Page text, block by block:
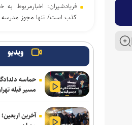
فریادشیران: اخبارمربوط به
کذب است/ تنها مجوز مدرسه
بخشی: فرجی مدالی با ارزش‌تر
آسیایی و المپیک بدرخشد
انتصاب دبیر جدید فدراسیون
تقوی: دیر شروع کردیم و
ویدیو
حماسه
مسیر قبله
آخرین اربعین؛